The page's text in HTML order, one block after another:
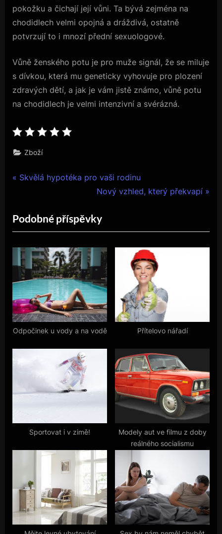
pokožku a čichají její vůni. Ta bývá zejména na
chodidlech velmi opojná a dráždivá, ostatně
potvrzují to i mnozí přední sexuologové.
Vůně ženského potu je pro muže signál, že se miluje
s dívkou, která mu geneticky vyhovuje pro plození
zdravých dětí, a jak je vám jistě známo, vůně potu
na chodidlech je velmi intenzivní a svérázná.
Zboží
Navigace
příspěvek
P
v
i
o
u
s
P
o
s
t
Skvělá hypotéka pro vaši rodinu
N
x
t
P
s
t
:
Nový vzhled, který překvapí
Podobné příspěvky
Odpočinek u vody a na vodě Přítelovo nářadí
Sportovat i v zimě!
Modely aut ve filmu z doby
reálného socialismu